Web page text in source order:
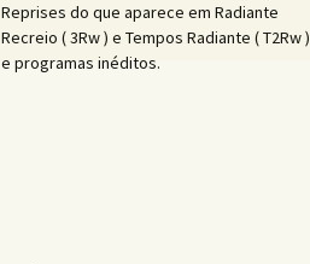
Reprises do que aparece em Radiante
Recreio ( 3Rw ) e Tempos Radiante ( T2Rw )
e programas inéditos.